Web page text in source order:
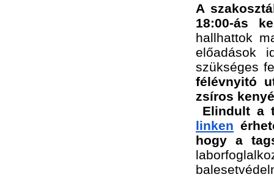
A
18:00-ás
hallhattok
előadások
szükséges
félévnyitó
zsíros
Elindult a
linken
hogy a